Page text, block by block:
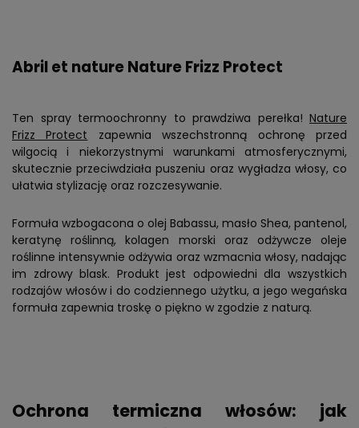
Abril et nature Nature Frizz Protect
Ten spray termoochronny to prawdziwa perełka! Nature
Frizz Protect zapewnia wszechstronną ochronę przed
wilgocią i niekorzystnymi warunkami atmosferycznymi,
skutecznie przeciwdziała puszeniu oraz wygładza włosy, co
ułatwia stylizację oraz rozczesywanie.
Formuła wzbogacona o olej Babassu, masło Shea, pantenol,
keratynę roślinną, kolagen morski oraz odżywcze oleje
roślinne intensywnie odżywia oraz wzmacnia włosy, nadając
im zdrowy blask. Produkt jest odpowiedni dla wszystkich
rodzajów włosów i do codziennego użytku, a jego wegańska
formuła zapewnia troskę o piękno w zgodzie z naturą.
Ochrona termiczna włosów: jak